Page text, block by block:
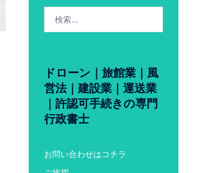
ドローン｜旅館業｜風
営法｜建設業｜運送業
｜許認可手続きの専門
行政書士
お問い合わせはコチラ